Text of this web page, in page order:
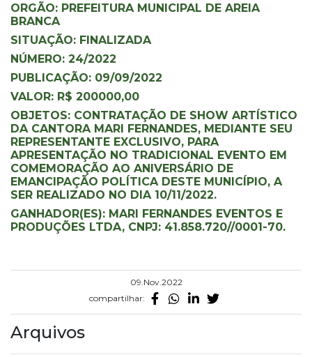
ORGÃO: PREFEITURA MUNICIPAL DE AREIA
BRANCA
SITUAÇÃO: FINALIZADA
NÚMERO: 24/2022
PUBLICAÇÃO: 09/09/2022
VALOR: R$ 200000,00
OBJETOS: CONTRATAÇÃO DE SHOW ARTÍSTICO
DA CANTORA MARI FERNANDES, MEDIANTE SEU
REPRESENTANTE EXCLUSIVO, PARA
APRESENTAÇÃO NO TRADICIONAL EVENTO EM
COMEMORAÇÃO AO ANIVERSÁRIO DE
EMANCIPAÇÃO POLÍTICA DESTE MUNICÍPIO, A
SER REALIZADO NO DIA 10/11/2022.
GANHADOR(ES): MARI FERNANDES EVENTOS E
PRODUÇÕES LTDA, CNPJ: 41.858.720//0001-70.
09.Nov.2022
compartilhar:
Arquivos